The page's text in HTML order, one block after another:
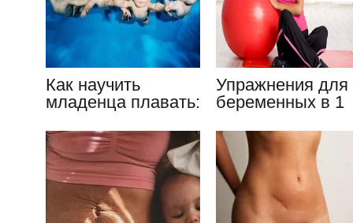
Как научить
младенца плавать:
Упражнения для
беременных в 1
тренируемся на
фитболе